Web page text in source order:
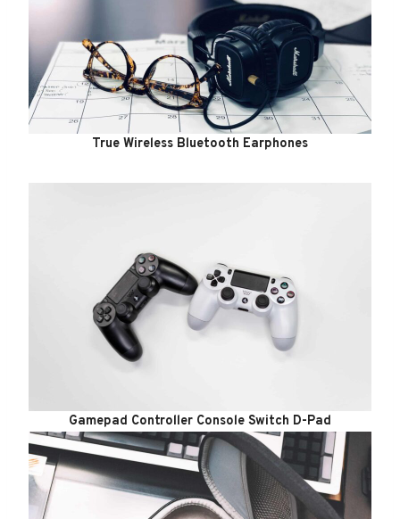
True Wireless Bluetooth Earphones
Gamepad Controller Console Switch D-Pad